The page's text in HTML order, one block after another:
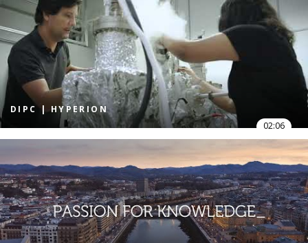
DIPC | HYPERION
02:06